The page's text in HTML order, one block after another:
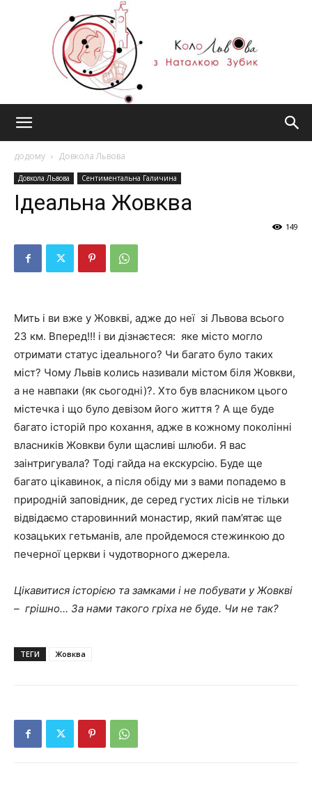
додому
Довкола Львова
Довкола Львова Сентиментальна Галичина
Ідеальна Жовква
149
Мить і ви вже у Жовкві, адже до неї зі Львова всього
23 км. Вперед!!! і ви дізнаєтеся: яке місто могло
отримати статус ідеального? Чи багато було таких
міст? Чому Львів колись називали містом біля Жовкви,
а не навпаки (як сьогодні)?. Хто був власником цього
містечка і що було девізом його життя ? А ще буде
багато історій про кохання, адже в кожному поколінні
власників Жовкви були щасливі шлюби. Я вас
заінтригувала? Тоді гайда на екскурсію. Буде ще
багато цікавинок, а після обіду ми з вами попадемо в
природній заповідник, де серед густих лісів не тільки
відвідаємо старовинний монастир, який пам’ятає ще
козацьких гетьманів, але пройдемося стежинкою до
печерної церкви і чудотворного джерела.
Цікавитися історією та замками і не побувати у Жовкві
– грішно… За нами такого гріха не буде. Чи не так?
ТЕГИ Жовква